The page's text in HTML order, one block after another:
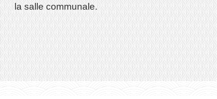
la salle communale.